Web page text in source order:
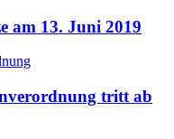
am 13. Juni 2019
tritt ab